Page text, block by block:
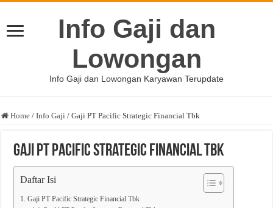
Info Gaji dan
Lowongan
Info Gaji dan Lowongan Karyawan Terupdate
Home / Info Gaji / Gaji PT Pacific Strategic Financial Tbk
Gaji PT Pacific Strategic Financial Tbk
Daftar Isi
Gaji PT Pacific Strategic Financial Tbk